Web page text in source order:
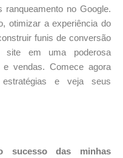
no Google.
otimizar a experiência do
funis de conversão
site em uma poderosa
vendas. Comece agora
e veja seus
sucesso das minhas